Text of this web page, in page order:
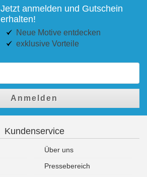
Jetzt anmelden und Gutschein
erhalten!
Neue Motive entdecken
exklusive Vorteile
Anmelden
Kundenservice
Über uns
Pressebereich